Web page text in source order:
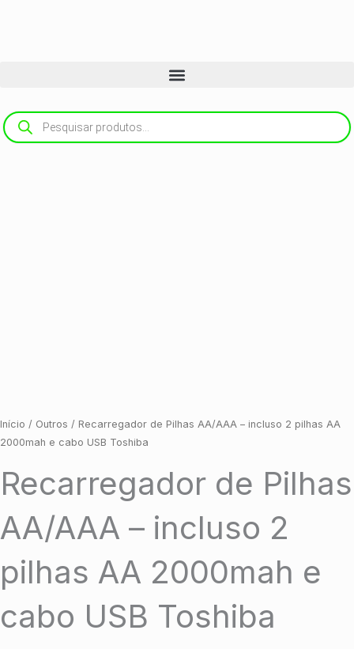
Pesquisar
produtos
Início / Outros / Recarregador de Pilhas AA/AAA – incluso 2 pilhas AA
2000mah e cabo USB Toshiba
Recarregador de Pilhas
AA/AAA – incluso 2
pilhas AA 2000mah e
cabo USB Toshiba